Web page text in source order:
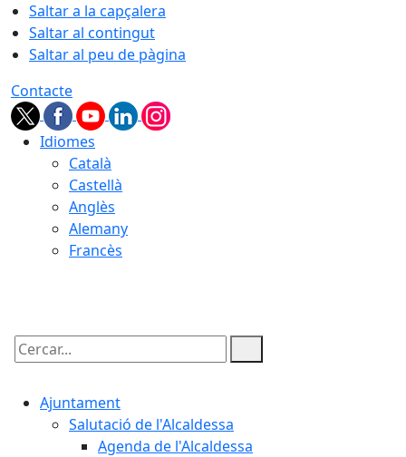
Saltar a la capçalera
Saltar al contingut
Saltar al peu de pàgina
Contacte
Idiomes
Català
Castellà
Anglès
Alemany
Francès
Cercar:
Ajuntament
Salutació de l'Alcaldessa
Agenda de l'Alcaldessa